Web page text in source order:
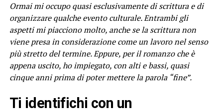
Ormai mi occupo quasi esclusivamente di scrittura e di
organizzare qualche evento culturale. Entrambi gli
aspetti mi piacciono molto, anche se la scrittura non
viene presa in considerazione come un lavoro nel senso
più stretto del termine. Eppure, per il romanzo che è
appena uscito, ho impiegato, con alti e bassi, quasi
cinque anni prima di poter mettere la parola “fine”.
Ti identifichi con un